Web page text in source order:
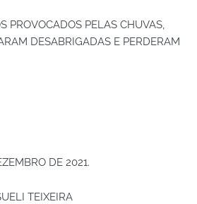
PROVOCADOS PELAS CHUVAS,
DESABRIGADAS E PERDERAM
DE 2021.
TEIXEIRA